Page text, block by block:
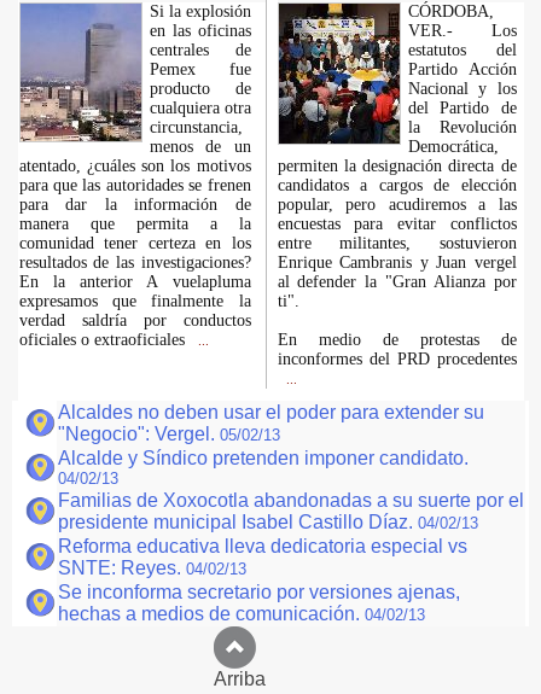
Si la explosión
en las oficinas
centrales de
Pemex fue
producto de
cualquiera otra
circunstancia,
menos de un
atentado, ¿cuáles son los motivos
para que las autoridades se frenen
para dar la información de
manera que permita a la
comunidad tener certeza en los
resultados de las investigaciones?
En la anterior A vuelapluma
expresamos que finalmente la
verdad saldría por conductos
oficiales o extraoficiales
CÓRDOBA,
VER.- Los
estatutos del
Partido Acción
Nacional y los
del Partido de
la Revolución
Democrática,
permiten la designación directa de
candidatos a cargos de elección
popular, pero acudiremos a las
encuestas para evitar conflictos
entre militantes, sostuvieron
Enrique Cambranis y Juan vergel
al defender la "Gran Alianza por
ti".
En medio de protestas de
inconformes del PRD procedentes
Alcaldes no deben usar el poder para extender su
"Negocio": Vergel. 05/02/13
Alcalde y Síndico pretenden imponer candidato.
04/02/13
Familias de Xoxocotla abandonadas a su suerte por el
presidente municipal Isabel Castillo Díaz. 04/02/13
Reforma educativa lleva dedicatoria especial vs
SNTE: Reyes. 04/02/13
Se inconforma secretario por versiones ajenas,
hechas a medios de comunicación. 04/02/13
Arriba